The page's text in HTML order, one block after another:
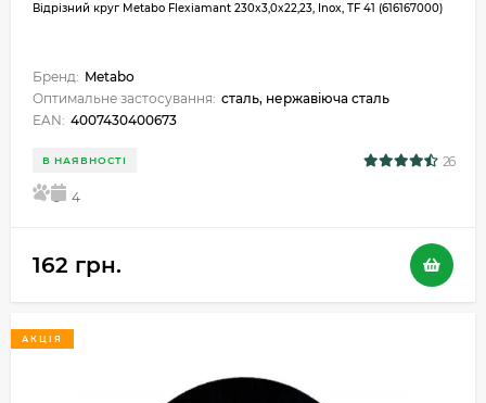
Відрізний круг Metabo Flexiamant 230x3,0x22,23, Inox, TF 41 (616167000)
Бренд: Metabo
Оптимальне застосування: сталь, нержавіюча сталь
EAN: 4007430400673
В НАЯВНОСТІ 26
5 4
162 грн.
АКЦІЯ